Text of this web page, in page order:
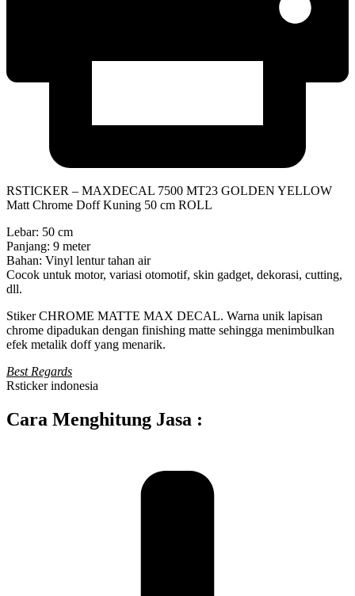
RSTICKER – MAXDECAL 7500 MT23 GOLDEN YELLOW
Matt Chrome Doff Kuning 50 cm ROLL
Lebar: 50 cm
Panjang: 9 meter
Bahan: Vinyl lentur tahan air
Cocok untuk motor, variasi otomotif, skin gadget, dekorasi, cutting,
dll.
Stiker CHROME MATTE MAX DECAL. Warna unik lapisan
chrome dipadukan dengan finishing matte sehingga menimbulkan
efek metalik doff yang menarik.
Best Regards
Rsticker indonesia
Cara Menghitung Jasa :